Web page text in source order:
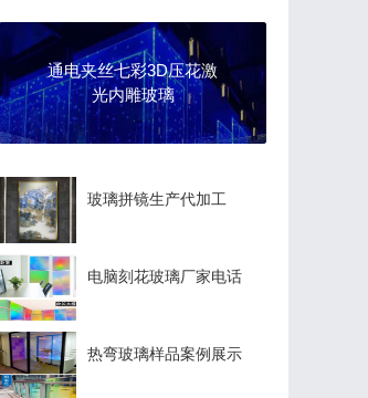
通电夹丝七彩3D压花激
光内雕玻璃
玻璃拼镜生产代加工
电脑刻花玻璃厂家电话
热弯玻璃样品案例展示